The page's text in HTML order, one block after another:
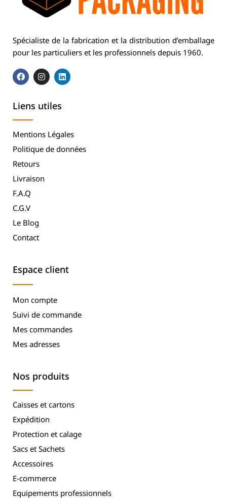
Spécialiste de la fabrication et la distribution d’emballage
pour les particuliers et les professionnels depuis 1960.
Liens utiles
Mentions Légales
Politique de données
Retours
Livraison
F.A.Q
C.G.V
Le Blog
Contact
Espace client
Mon compte
Suivi de commande
Mes commandes
Mes adresses
Nos produits
Caisses et cartons
Expédition
Protection et calage
Sacs et Sachets
Accessoires
E-commerce
Equipements professionnels